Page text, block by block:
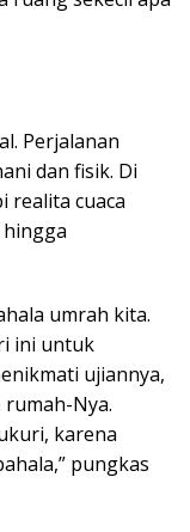
Perjalanan
dan fisik. Di
realita cuaca
umrah kita.
ini untuk
ujiannya,
Nya.
karena
pungkas